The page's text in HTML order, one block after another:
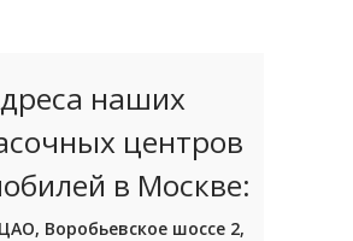
наших
центров
в Москве:
Воробьевское шоссе 2,